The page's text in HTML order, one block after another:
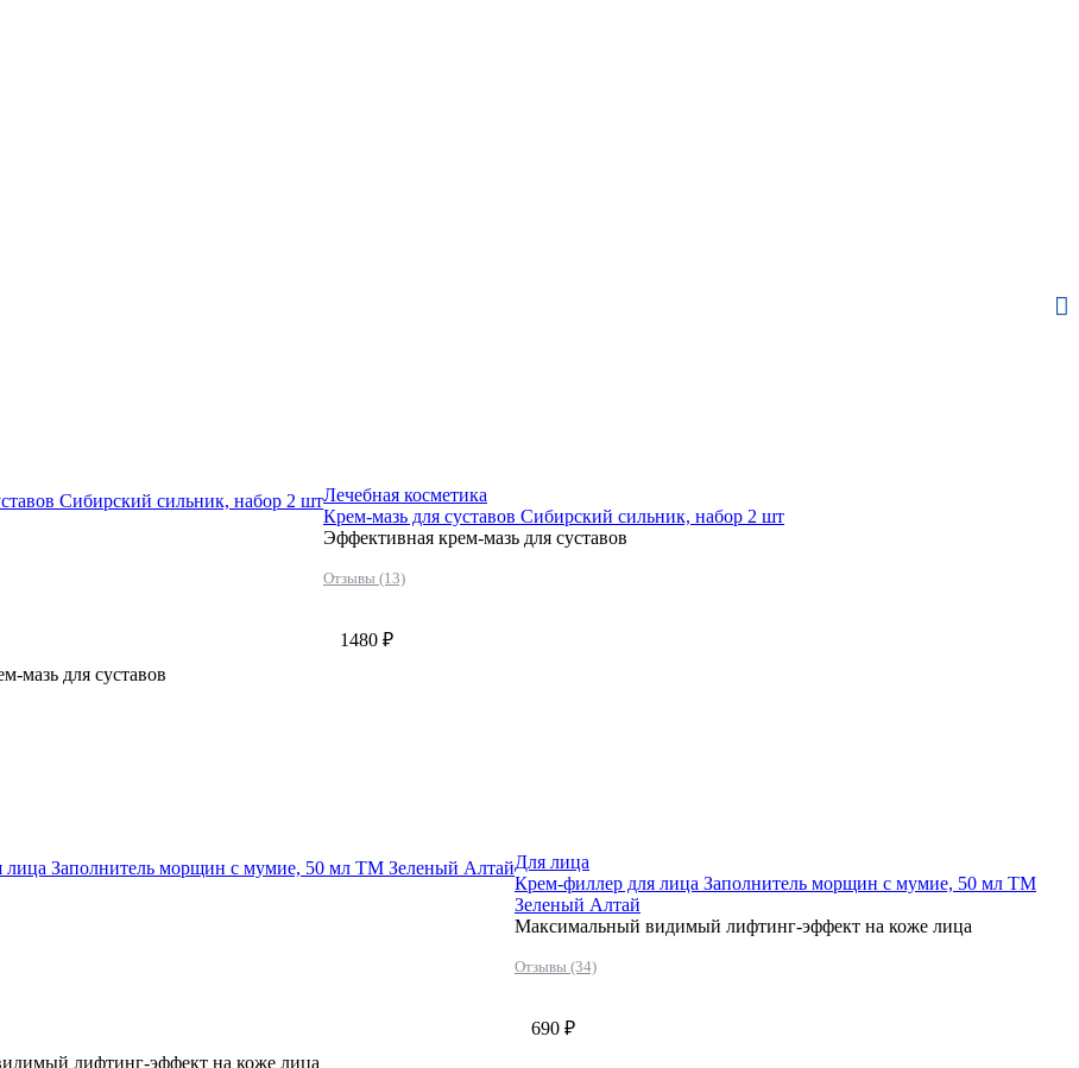
Сибирский сильник, набор 2 штЛечебная косметика
Крем-мазь для суставов Сибирский сильник, набор 2 шт
Эффективная крем-мазь для суставов
Отзывы (13)
1480 ₽
мазь для суставов
лица Заполнитель морщин с мумие, 50 мл ТМ Зеленый АлтайДля лица
Крем-филлер для лица Заполнитель морщин с мумие, 50 мл ТМ
Зеленый Алтай
Максимальный видимый лифтинг-эффект на коже лица
Отзывы (34)
690 ₽
лифтинг-эффект на коже лица